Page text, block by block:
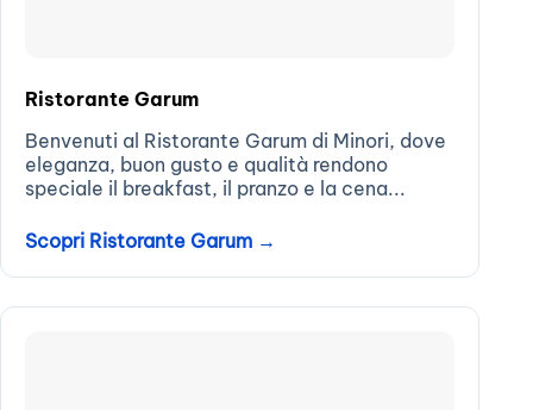
Ristorante Garum
Benvenuti al Ristorante Garum di Minori, dove
eleganza, buon gusto e qualità rendono
speciale il breakfast, il pranzo e la cena...
Scopri Ristorante Garum →